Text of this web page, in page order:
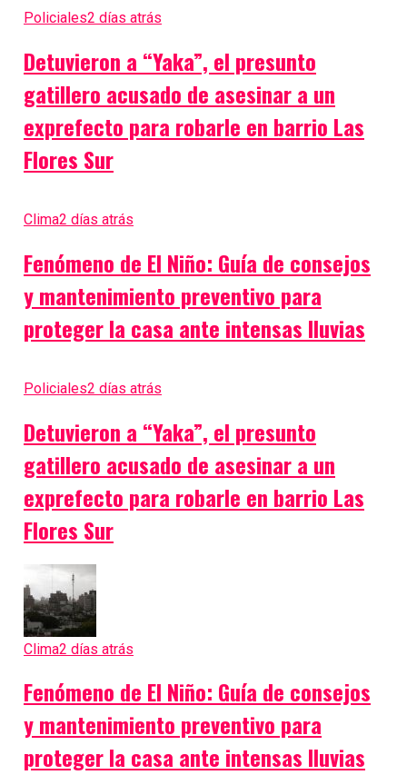
Policiales2 días atrás
Detuvieron a “Yaka”, el presunto
gatillero acusado de asesinar a un
exprefecto para robarle en barrio Las
Flores Sur
Clima2 días atrás
Fenómeno de El Niño: Guía de consejos
y mantenimiento preventivo para
proteger la casa ante intensas lluvias
Policiales2 días atrás
Detuvieron a “Yaka”, el presunto
gatillero acusado de asesinar a un
exprefecto para robarle en barrio Las
Flores Sur
Clima2 días atrás
Fenómeno de El Niño: Guía de consejos
y mantenimiento preventivo para
proteger la casa ante intensas lluvias